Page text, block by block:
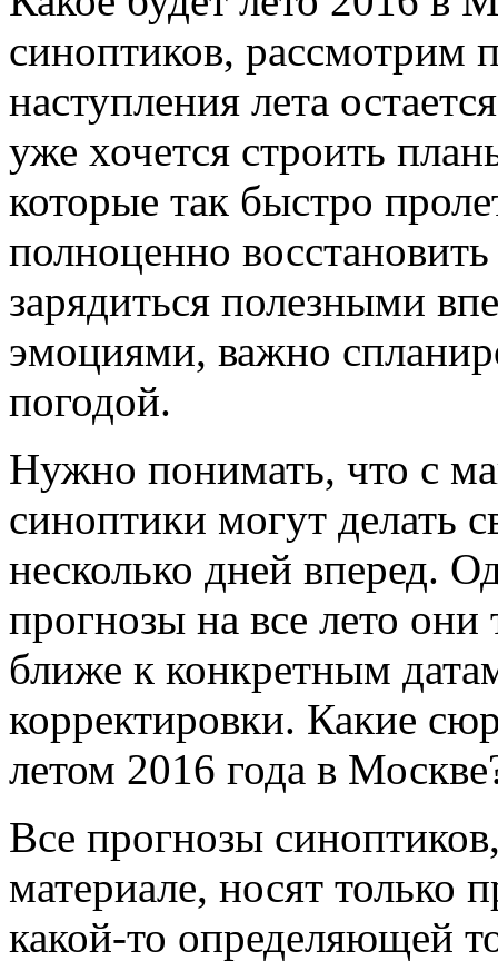
синоптиков, рассмотрим
наступления лета
уже хочется строить
которые так быстро
полноценно
зарядиться полезными
эмоциями, важно
погодой.
Нужно понимать, что с
синоптики могут делать
несколько дней вперед.
прогнозы на все лето они
ближе к конкретным
корректировки. Какие
летом 2016 года в
Все прогнозы
материале, носят только
какой-то определяющей